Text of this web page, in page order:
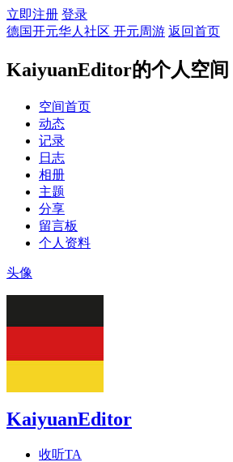
立即注册 登录
德国开元华人社区 开元周游 返回首页
KaiyuanEditor的个人空间
空间首页
动态
记录
日志
相册
主题
分享
留言板
个人资料
头像
KaiyuanEditor
收听TA